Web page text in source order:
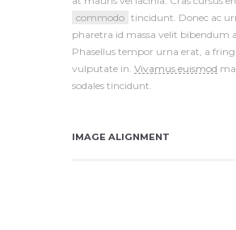
commodo tincidunt. Donec ac
pharetra id massa velit bibendum
Phasellus tempor urna erat, a
vulputate in. Vivamus euismod
sodales tincidunt.
IMAGE ALIGNMENT